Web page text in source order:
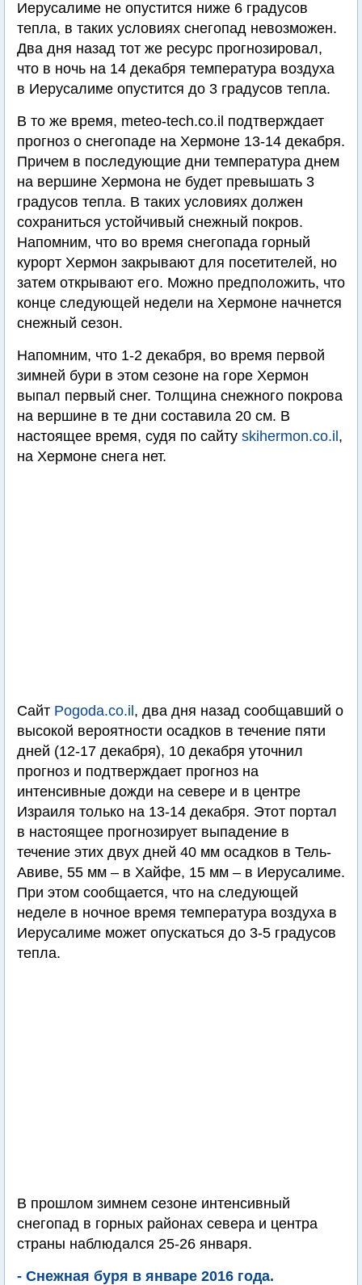
Иерусалиме не опустится ниже 6 градусов
тепла, в таких условиях снегопад невозможен.
Два дня назад тот же ресурс прогнозировал,
что в ночь на 14 декабря температура воздуха
в Иерусалиме опустится до 3 градусов тепла.
В то же время, meteo-tech.co.il подтверждает
прогноз о снегопаде на Хермоне 13-14 декабря.
Причем в последующие дни температура днем
на вершине Хермона не будет превышать 3
градусов тепла. В таких условиях должен
сохраниться устойчивый снежный покров.
Напомним, что во время снегопада горный
курорт Хермон закрывают для посетителей, но
затем открывают его. Можно предположить, что
конце следующей недели на Хермоне начнется
снежный сезон.
Напомним, что 1-2 декабря, во время первой
зимней бури в этом сезоне на горе Хермон
выпал первый снег. Толщина снежного покрова
на вершине в те дни составила 20 см. В
настоящее время, судя по сайту skihermon.co.il ,
на Хермоне снега нет.
Сайт Pogoda.co.il , два дня назад сообщавший о
высокой вероятности осадков в течение пяти
дней (12-17 декабря), 10 декабря уточнил
прогноз и подтверждает прогноз на
интенсивные дожди на севере и в центре
Израиля только на 13-14 декабря. Этот портал
в настоящее прогнозирует выпадение в
течение этих двух дней 40 мм осадков в Тель-
Авиве, 55 мм – в Хайфе, 15 мм – в Иерусалиме.
При этом сообщается, что на следующей
неделе в ночное время температура воздуха в
Иерусалиме может опускаться до 3-5 градусов
тепла.
В прошлом зимнем сезоне интенсивный
снегопад в горных районах севера и центра
страны наблюдался 25-26 января.
- Снежная буря в январе 2016 года.